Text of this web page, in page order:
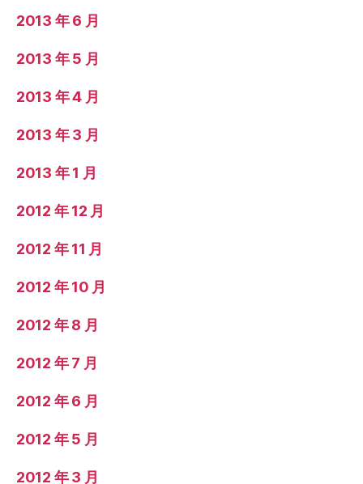
2013 年 6 月
2013 年 5 月
2013 年 4 月
2013 年 3 月
2013 年 1 月
2012 年 12 月
2012 年 11 月
2012 年 10 月
2012 年 8 月
2012 年 7 月
2012 年 6 月
2012 年 5 月
2012 年 3 月